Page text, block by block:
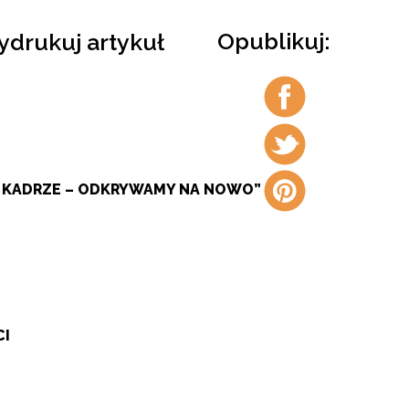
Opublikuj:
Udostępnij
na
facebook
Udostępnij
na
twitter
Udostępnij
na
pintrest
artykuł
– ODKRYWAMY NA NOWO”